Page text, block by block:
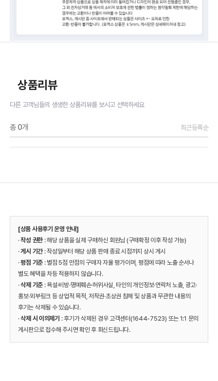
상품리뷰
다른 고객님들의 생생한 상품리뷰를 보시고 선택하세요
총 0개 최근등록순
[상품 사용후기 운영 안내]
·작성 권한 : 해당 상품을 실제 구매하신 회원님 (구매확정 이후 작성 가능)
·게시 기간: 작성일부터 해당 상품 판매 종료 시점까지 상시 게시
·평점 기준 : 별점 5점 만점의 구매자 자율 평가이며, 평점에 따라 노출 순서나
별도 혜택을 차등 적용하지 않습니다.
·삭제 기준 : 욕설·비방·명예훼손·허위사실, 타인의 개인정보·연락처 노출, 광고·
홍보·외부링크 등 상업적 목적, 저작권·초상권 침해 및 상품과 무관한 내용의
후기는 삭제될 수 있습니다.
·삭제 시 이의제기 : 후기가 삭제된 경우 고객센터(1644-7523) 또는 1:1 문의
게시판으로 접수해 주시면 확인 후 회신드립니다.